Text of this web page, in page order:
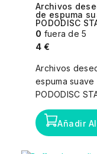
Archivos
de espuma
PODODISC
0 fuera de 5
4 €
Archivos
espuma
PODODISC
Añadir